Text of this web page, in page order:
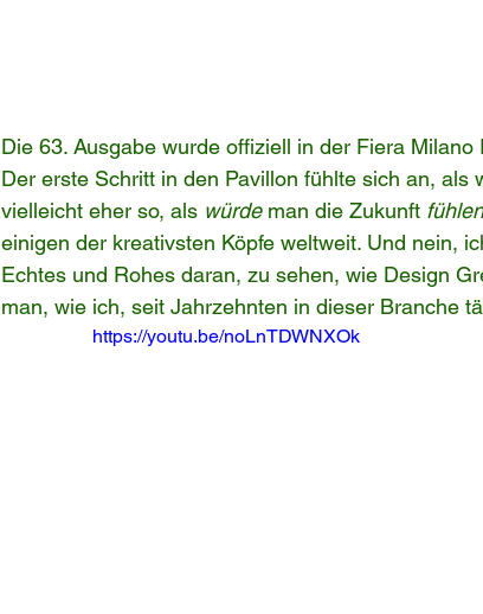
Die 63. Ausgabe wurde offiziell in der Fiera
Der erste Schritt in den Pavillon fühlte sich an, als
vielleicht eher so, als würde man die Zukunft fühlen
einigen der kreativsten Köpfe weltweit. Und nein,
Echtes und Rohes daran, zu sehen, wie Design
man, wie ich, seit Jahrzehnten in dieser Branche
https://youtu.be/noLnTDWNXOk